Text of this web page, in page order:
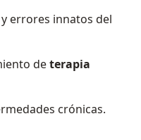
errores innatos del
deterapia
crónicas.